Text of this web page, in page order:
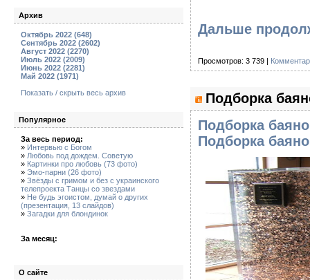
Архив
Октябрь 2022 (648)
Сентябрь 2022 (2602)
Август 2022 (2270)
Июль 2022 (2009)
Июнь 2022 (2281)
Май 2022 (1971)
Показать / скрыть весь архив
Популярное
За весь период:
» Интервью с Богом
» Любовь под дождем. Советую
» Картинки про любовь (73 фото)
» Эмо-парни (26 фото)
» Звёзды с гримом и без с украинского
телепроекта Танцы со звездами
» Не будь эгоистом, думай о других
(презентация, 13 слайдов)
» Загадки для блондинок
За месяц:
О сайте
Дальше
Просмотров: 3 739 |
Подборка
Подборка
Подборка